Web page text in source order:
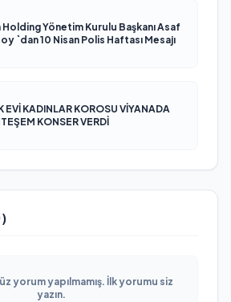
Yönetim Kurulu Başkanı Asaf
`dan 10 Nisan Polis Haftası Mesajı
EVİ KADINLAR KOROSU VİYANADA
KONSER VERDİ
yorum yapılmamış. İlk yorumu siz
yazın.